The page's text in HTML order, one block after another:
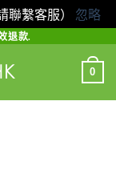
聯繫客服） 忽略
退款.
0